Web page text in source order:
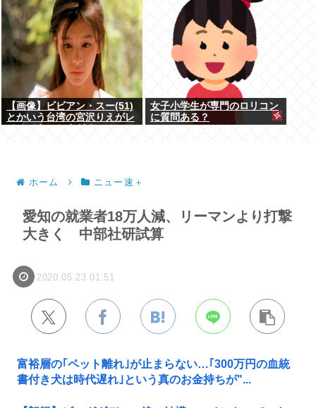
【画像】ビビアン・スー(51)
とかいう台湾の宮沢りえがレ
女子小学生が専門のロリコン
に質問ある？
ホーム ニュー速＋
愛知の就業者18万人減、リーマンより打撃
大きく 中部社研試算
2020.05.23 01:51
富裕層の｢ペット離れ｣が止まらない…｢300万円の血統
書付き犬は時代遅れ｣という真のお金持ちが"...